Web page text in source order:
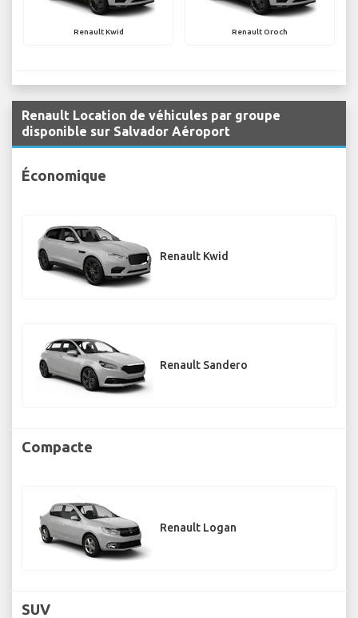
Renault Kwid Renault Oroch
Renault Location de véhicules par groupe
disponible sur Salvador Aéroport
Économique
Renault Kwid
Renault Sandero
Compacte
Renault Logan
SUV